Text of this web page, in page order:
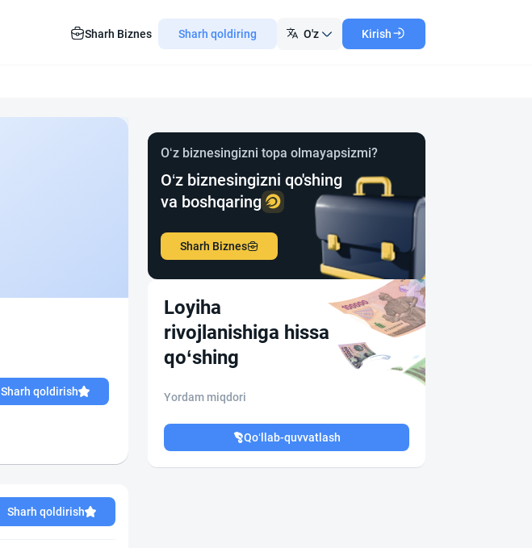
Sharh Biznes Sharh qoldiring O'z Kirish
Sharh qoldirish
Sharh qoldirish
O‘z biznesingizni topa olmayapsizmi?
O‘z biznesingizni qo'shing
va boshqaring
Sharh Biznes
Loyiha
rivojlanishiga hissa
qo‘shing
Yordam miqdori
Qo‘llab-quvvatlash